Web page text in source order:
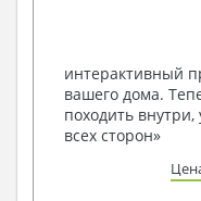
условий, за
Получить
наших
способом
по viber, e-mail,
интерактивный
вашего дома.
походить
всех сторон»